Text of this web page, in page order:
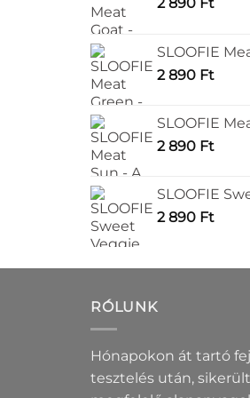
termékoldalon
választhatók
ki
SLOOFIE
2 890 Ft
SLOOFIE
2 890 Ft
SLOOFIE
2 890 Ft
RÓLUNK
Hónapokon át tartó
tesztelés után,